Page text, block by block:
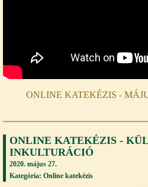
ONLINE KATEKÉZIS -
ONLINE KATEKÉZIS -
INKULTURÁCIÓ
2020. május 27.
Kategória: Online katekézis